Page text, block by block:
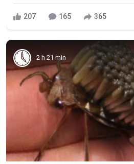
207 165 365
2 h 21 min